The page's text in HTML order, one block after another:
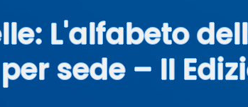
L'alfabeto
per sede – II